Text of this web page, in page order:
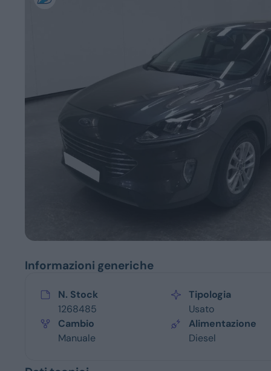
Servizi
Informazioni generiche
N. Stock
1268485
Tipologia
Usato
Cambio
Manuale
Alimentazione
Diesel